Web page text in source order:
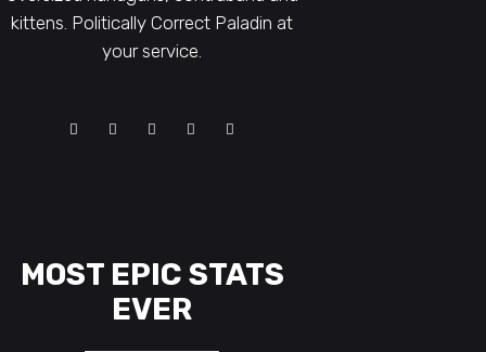
kittens. Politically Correct Paladin at
your service.
MOST EPIC STATS
EVER